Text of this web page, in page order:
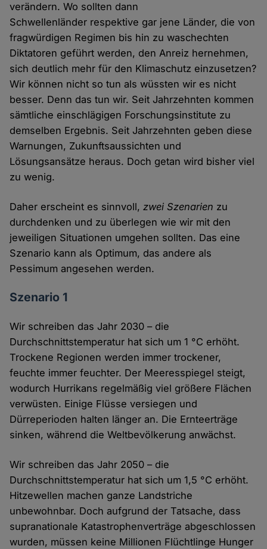
verändern. Wo sollten dann
Schwellenländer respektive gar jene Länder, die von
fragwürdigen Regimen bis hin zu waschechten
Diktatoren geführt werden, den Anreiz hernehmen,
sich deutlich mehr für den Klimaschutz einzusetzen?
Wir können nicht so tun als wüssten wir es nicht
besser. Denn das tun wir. Seit Jahrzehnten kommen
sämtliche einschlägigen Forschungsinstitute zu
demselben Ergebnis. Seit Jahrzehnten geben diese
Warnungen, Zukunftsaussichten und
Lösungsansätze heraus. Doch getan wird bisher viel
zu wenig.
Daher erscheint es sinnvoll,zwei Szenarien zu
durchdenken und zu überlegen wie wir mit den
jeweiligen Situationen umgehen sollten. Das eine
Szenario kann als Optimum, das andere als
Pessimum angesehen werden.
Szenario 1
Wir schreiben das Jahr 2030 – die
Durchschnittstemperatur hat sich um 1 °C erhöht.
Trockene Regionen werden immer trockener,
feuchte immer feuchter. Der Meeresspiegel steigt,
wodurch Hurrikans regelmäßig viel größere Flächen
verwüsten. Einige Flüsse versiegen und
Dürreperioden halten länger an. Die Ernteerträge
sinken, während die Weltbevölkerung anwächst.
Wir schreiben das Jahr 2050 – die
Durchschnittstemperatur hat sich um 1,5 °C erhöht.
Hitzewellen machen ganze Landstriche
unbewohnbar. Doch aufgrund der Tatsache, dass
supranationale Katastrophenverträge abgeschlossen
wurden, müssen keine Millionen Flüchtlinge Hunger